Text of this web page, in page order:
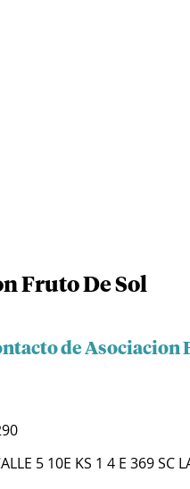
Fruto De Sol
de Asociacion
5 10E KS 1 4 E 369 SC